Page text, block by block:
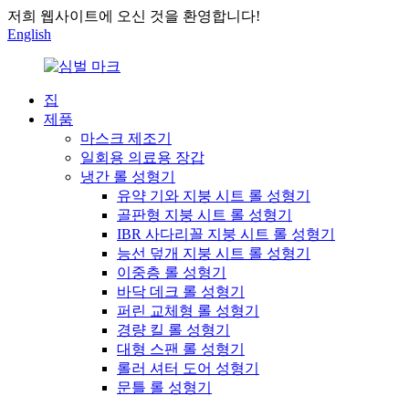
저희 웹사이트에 오신 것을 환영합니다!
English
집
제품
마스크 제조기
일회용 의료용 장갑
냉간 롤 성형기
유약 기와 지붕 시트 롤 성형기
골판형 지붕 시트 롤 성형기
IBR 사다리꼴 지붕 시트 롤 성형기
능선 덮개 지붕 시트 롤 성형기
이중층 롤 성형기
바닥 데크 롤 성형기
퍼린 교체형 롤 성형기
경량 킬 롤 성형기
대형 스팬 롤 성형기
롤러 셔터 도어 성형기
문틀 롤 성형기